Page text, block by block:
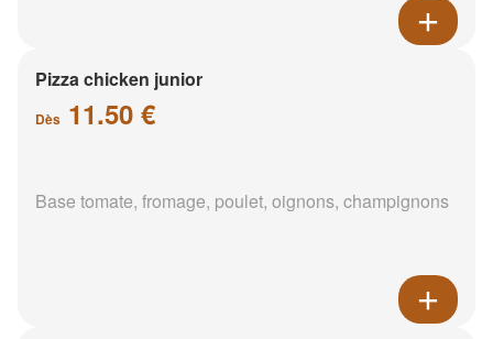
Pizza chicken junior
Dès 11.50 €
Base tomate, fromage, poulet, oignons, champignons